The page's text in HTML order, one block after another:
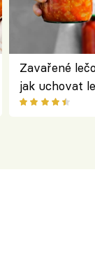
Zavařené
jak uchovat